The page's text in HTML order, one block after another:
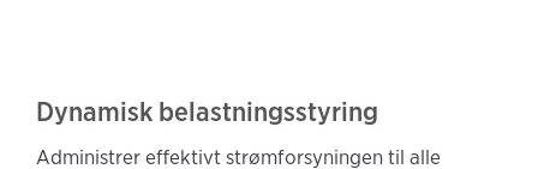
Dynamisk belastningsstyring
Administrer effektivt strømforsyningen til alle